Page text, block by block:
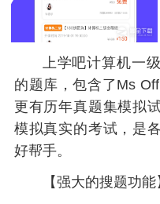
上学吧计算机一
的题库，包含了Ms
更有历年真题集模拟
模拟真实的考试，是
好帮手。
【强大的搜题功能